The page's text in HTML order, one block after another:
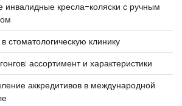
инвалидные кресла-коляски с ручным
стоматологическую клинику
ассортимент и характеристики
аккредитивов в международной